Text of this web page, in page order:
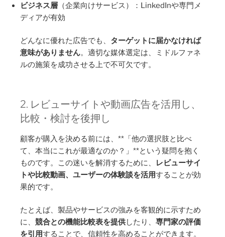
ビジネス層 （企業向けサービス）：LinkedInや専門メ
ディアが有効
どんなに優れた広告でも、 ターゲットに届かなければ
意味がありません。適切な媒体選定は、ミドルファネ
ルの施策を成功させる上で不可欠です。
2. レビューサイトや動画広告を活用し、
比較・検討を後押し
顧客が購入を決める前には、**「他の選択肢と比べ
て、本当にこれが最適なのか？」**という疑問を抱く
ものです。この迷いを解消するために、
レビューサイ
トや比較動画、ユーザーの体験談を活用することが効
果的です。
たとえば、製品やサービスの強みを客観的に示すため
に、 競合との機能比較表を提供したり、 専門家の評価
を引用することで、信頼性を高めることができます。